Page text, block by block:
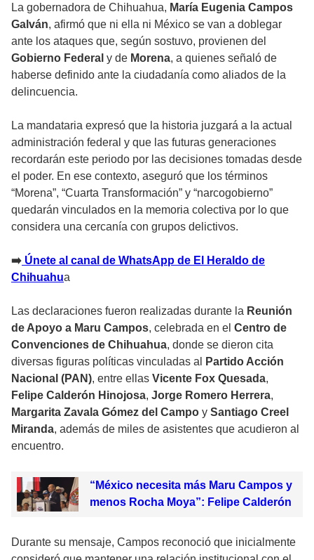
La gobernadora de Chihuahua, María Eugenia Campos
Galván, afirmó que ni ella ni México se van a doblegar
ante los ataques que, según sostuvo, provienen del
Gobierno Federal y de Morena, a quienes señaló de
haberse definido ante la ciudadanía como aliados de la
delincuencia.
La mandataria expresó que la historia juzgará a la actual
administración federal y que las futuras generaciones
recordarán este periodo por las decisiones tomadas desde
el poder. En ese contexto, aseguró que los términos
“Morena”, “Cuarta Transformación” y “narcogobierno”
quedarán vinculados en la memoria colectiva por lo que
considera una cercanía con grupos delictivos.
➡️ Únete al canal de WhatsApp de El Heraldo de
Chihuahua
Las declaraciones fueron realizadas durante la Reunión
de Apoyo a Maru Campos, celebrada en el Centro de
Convenciones de Chihuahua, donde se dieron cita
diversas figuras políticas vinculadas al
Partido Acción
Nacional (PAN), entre ellas Vicente Fox Quesada,
Felipe Calderón Hinojosa, Jorge Romero Herrera,
Margarita Zavala Gómez del Campo y Santiago Creel
Miranda, además de miles de asistentes que acudieron al
encuentro.
“México necesita más Maru Campos y
menos Rocha Moya”: Felipe Calderón
Durante su mensaje, Campos reconoció que inicialmente